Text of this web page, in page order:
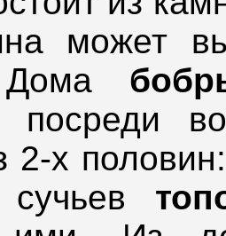
может
Дома
посреди
2-х
сучьев